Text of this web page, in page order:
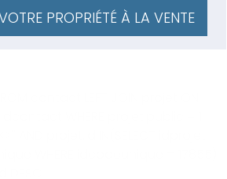
PROPRIÉTÉ À LA VENTE